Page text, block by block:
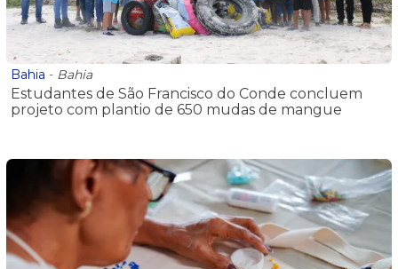
Bahia - Bahia
Estudantes de São Francisco do Conde concluem
projeto com plantio de 650 mudas de mangue